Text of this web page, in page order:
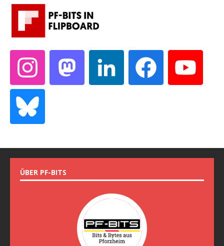
ÜBER PF-BITS